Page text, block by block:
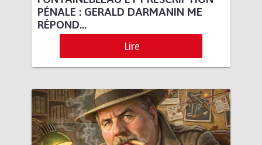
PÉNALE : GERALD DARMANIN ME
RÉPOND…
Lire